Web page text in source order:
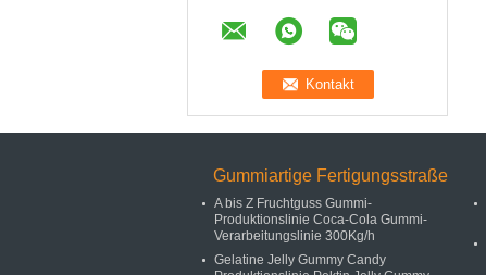
Gummiartige Fertigungsstraße
A bis Z Fruchtguss Gummi-
Produktionslinie Coca-Cola Gummi-
Verarbeitungslinie 300Kg/h
Gelatine Jelly Gummy Candy